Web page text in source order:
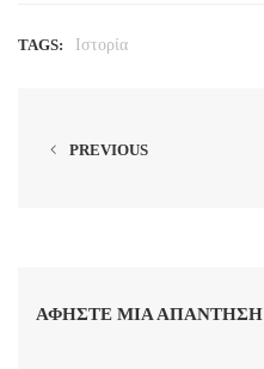
TAGS: Ιστορία
PREVIOUS
ΑΦΉΣΤΕ ΜΙΑ ΑΠΆΝΤΗΣΗ